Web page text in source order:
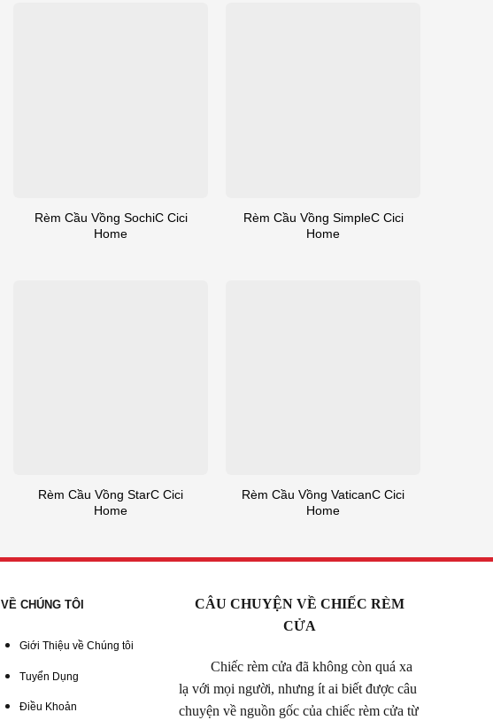
Rèm Cầu Vồng SochiC Cici
Home
Rèm Cầu Vồng SimpleC Cici
Home
Rèm Cầu Vồng StarC Cici
Home
Rèm Cầu Vồng VaticanC Cici
Home
VỀ CHÚNG TÔI
Giới Thiệu về Chúng tôi
Tuyển Dụng
Điều Khoản
CÂU CHUYỆN VỀ CHIẾC RÈM
CỬA
Chiếc rèm cửa đã không còn quá xa
lạ với mọi người, nhưng ít ai biết được câu
chuyện về nguồn gốc của chiếc rèm cửa từ